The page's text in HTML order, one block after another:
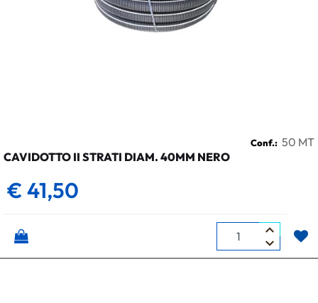
Conf.: 50 MT
CAVIDOTTO II STRATI DIAM. 40MM NERO
€ 41,50
Quantità